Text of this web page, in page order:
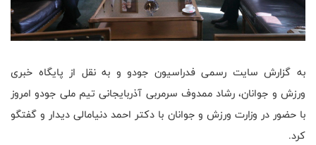
به گزارش سایت رسمی فدراسیون جودو و به نقل از پایگاه خبری
ورزش و جوانان، رشاد ممدوف سرمربی آذربایجانی تیم ملی جودو امروز
با حضور در وزارت ورزش و جوانان با دکتر احمد دنیامالی دیدار و گفتگو
کرد.